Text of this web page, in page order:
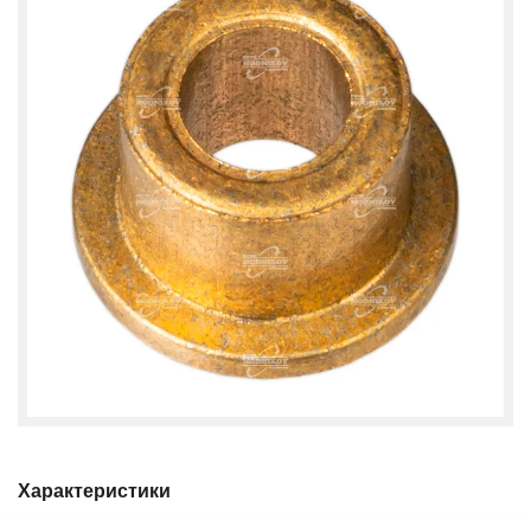
Характеристики